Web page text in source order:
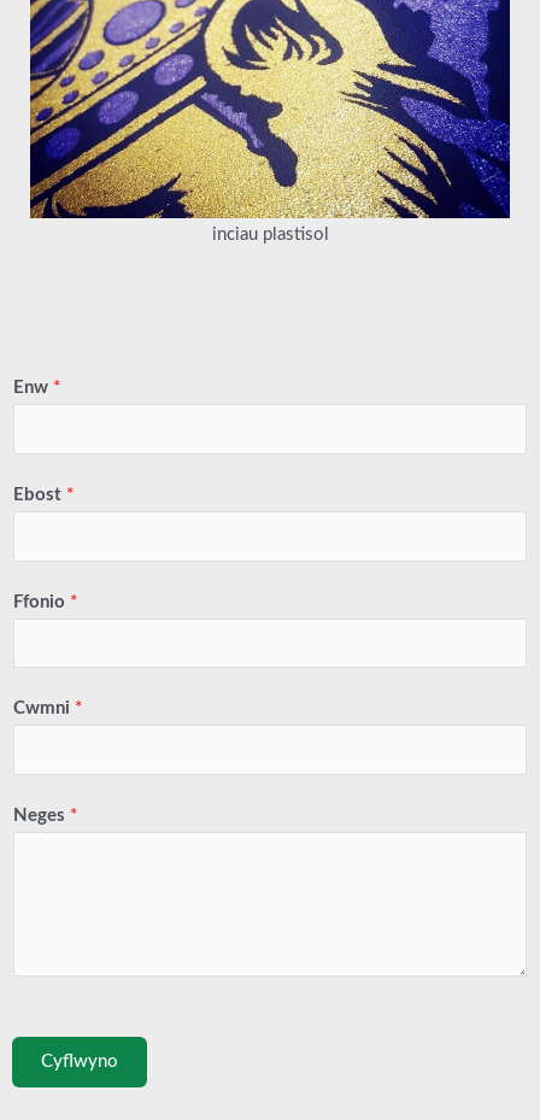
inciau plastisol
Enw *
Ebost *
Ffonio *
Cwmni *
Neges *
Cyflwyno